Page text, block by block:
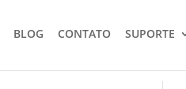
BLOG CONTATO SUPORTE